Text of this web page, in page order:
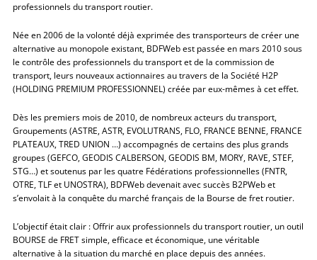
professionnels du transport routier.
Née en 2006 de la volonté déjà exprimée des transporteurs de créer une
alternative au monopole existant, BDFWeb est passée en mars 2010 sous
le contrôle des professionnels du transport et de la commission de
transport, leurs nouveaux actionnaires au travers de la Société H2P
(HOLDING PREMIUM PROFESSIONNEL) créée par eux-mêmes à cet effet.
Dès les premiers mois de 2010, de nombreux acteurs du transport,
Groupements (ASTRE, ASTR, EVOLUTRANS, FLO, FRANCE BENNE, FRANCE
PLATEAUX, TRED UNION …) accompagnés de certains des plus grands
groupes (GEFCO, GEODIS CALBERSON, GEODIS BM, MORY, RAVE, STEF,
STG…) et soutenus par les quatre Fédérations professionnelles (FNTR,
OTRE, TLF et UNOSTRA), BDFWeb devenait avec succès B2PWeb et
s’envolait à la conquête du marché français de la Bourse de fret routier.
L’objectif était clair : Offrir aux professionnels du transport routier, un outil
BOURSE de FRET simple, efficace et économique, une véritable
alternative à la situation du marché en place depuis des années.